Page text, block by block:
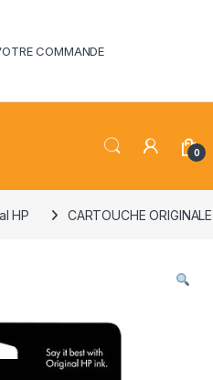
COMMANDE
0
HP CARTOUCHE